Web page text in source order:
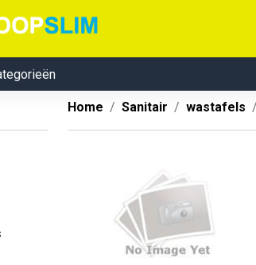
Home Sanitair wastafels